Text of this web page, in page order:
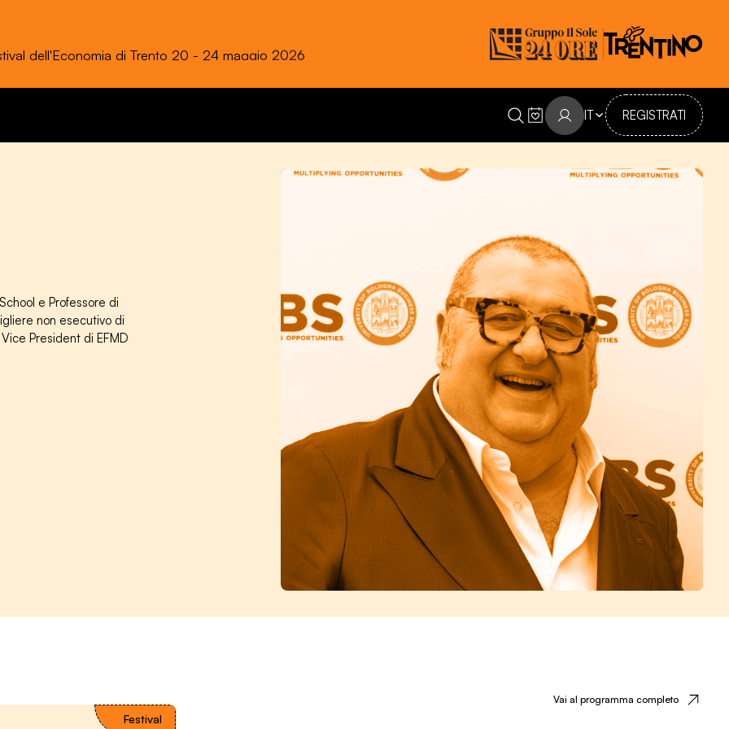
REGISTRATI
IT
e Professore di
non esecutivo di
President di EFMD
Vai al programma completo
Festival